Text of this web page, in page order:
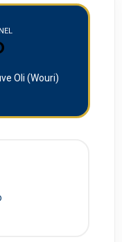
Oli (Wouri)